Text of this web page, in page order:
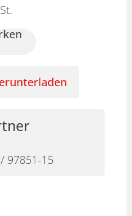
97851-15